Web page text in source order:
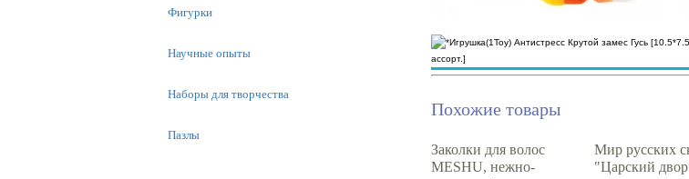
Похожие товары
Заколки для волос
MESHU, нежно-
Мир русских
"Царский
Фигурки
Научные опыты
Наборы для творчества
Пазлы